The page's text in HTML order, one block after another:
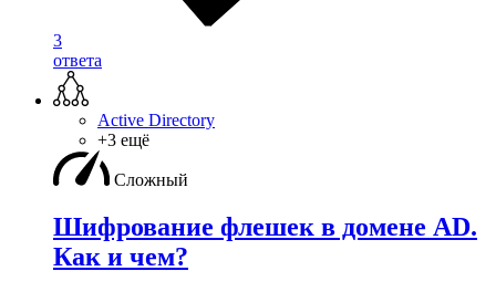
3
ответа
Active Directory
+3 ещё
Сложный
Шифрование флешек в домене AD.
Как и чем?